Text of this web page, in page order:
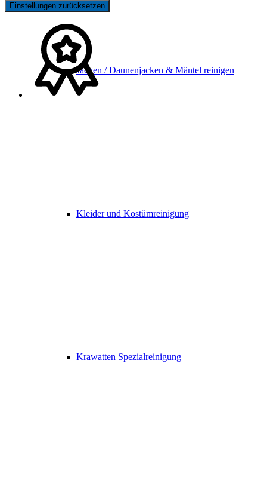
Jacken / Daunenjacken & Mäntel reinigen
Kleider und Kostümreinigung
Krawatten Spezialreinigung
Einstellungen zurücksetzen